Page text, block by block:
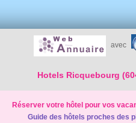
avec
Hotels Ricquebourg
Réserver votre hôtel pour vos
Guide des hôtels proches des